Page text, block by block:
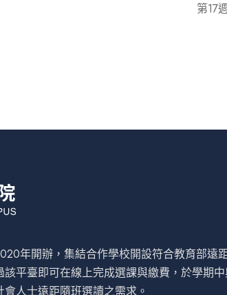
第17
年開辦，集結合作學校開設符合教育部遠
平臺即可在線上完成選課與繳費，於學期
人士遠距隨班選讀之需求。